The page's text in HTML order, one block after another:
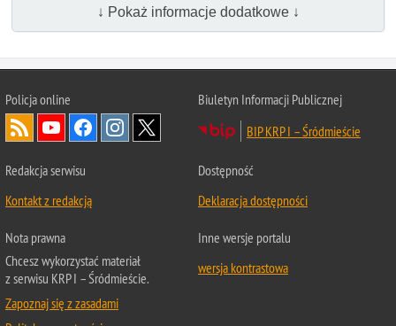
↓ Pokaż informacje dodatkowe ↓
Policja online
Biuletyn Informacji Publicznej
BIP KRP I – Śródmieście
Redakcja serwisu
Kontakt z redakcją
Dostępność
Deklaracja dostępności
Nota prawna
Chcesz wykorzystać materiał
z serwisu KRP I – Śródmieście.
Zapoznaj się z zasadami
Inne wersje portalu
wersja kontrastowa